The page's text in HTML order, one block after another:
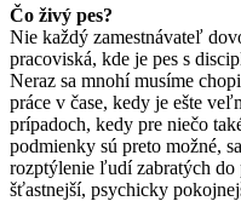
Čo živý pes?
Nie každý zamestnávateľ
pracoviská, kde je pes s
Neraz sa mnohí musíme
práce v čase, kedy je ešte
prípadoch, kedy pre niečo
podmienky sú preto možné,
rozptýlenie ľudí zabratých do
šťastnejší, psychicky